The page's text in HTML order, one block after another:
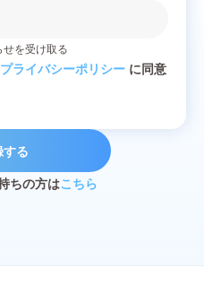
を受け取る
プライバシーポリシー に同意
る
ちの方はこちら